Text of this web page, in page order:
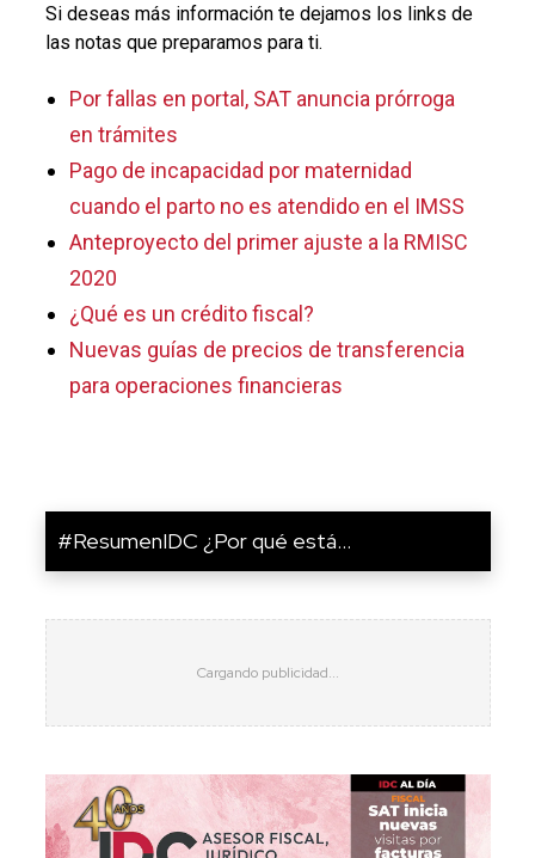
Si deseas más información te dejamos los links de
las notas que preparamos para ti.
Por fallas en portal, SAT anuncia prórroga
en trámites
Pago de incapacidad por maternidad
cuando el parto no es atendido en el IMSS
Anteproyecto del primer ajuste a la RMISC
2020
¿Qué es un crédito fiscal?
Nuevas guías de precios de transferencia
para operaciones financieras
#ResumenIDC ¿Por qué está...